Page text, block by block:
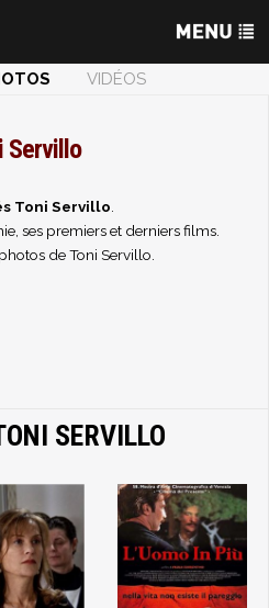
VIDÉOS
Servillo
Toni Servillo
ses premiers et derniers films.
de Toni Servillo.
SERVILLO